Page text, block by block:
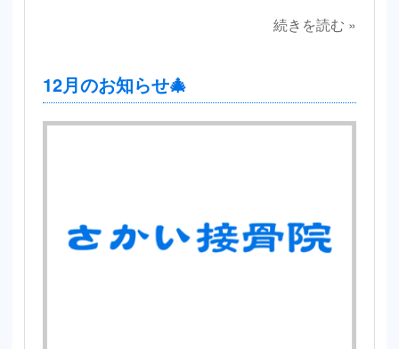
続きを読む »
12月のお知らせ🎄